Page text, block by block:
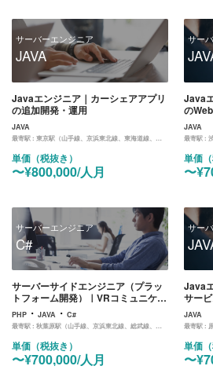
サーバーエンジニア
JAVA
Javaエンジニア｜カーシェアアプリ
の追加開発・運用
JAVA
最寄駅 : 東京駅（山手線、京浜東北線、東海道線、中央線、京葉線、丸ノ内線）
単価（税抜き）
〜¥800,000/人月
サー
Java
の
JAVA
最寄駅 :
単価（
〜
サーバーエンジニア
C#
サーバーサイドエンジニア（プラッ
トフォーム開発）｜VRコミュニケー
ションシステム開発
PHP ・ JAVA ・ C#
最寄駅 : 秋葉原駅（山手線、京浜東北線、総武線、日比谷線）
単価（税抜き）
〜¥700,000/人月
サー
Java
サー
JAVA
最寄駅 :
単価（
〜